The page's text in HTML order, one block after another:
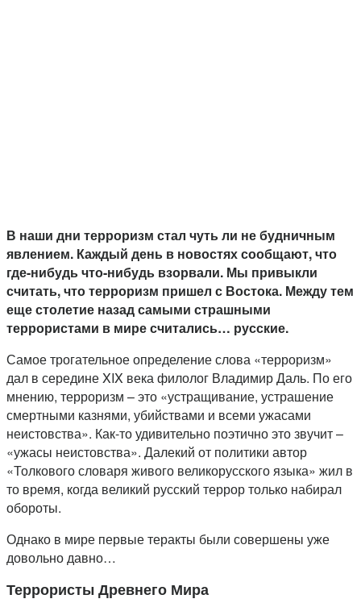
В наши дни терроризм стал чуть ли не будничным
явлением. Каждый день в новостях сообщают, что
где-нибудь что-нибудь взорвали. Мы привыкли
считать, что терроризм пришел с Востока. Между тем
еще столетие назад самыми страшными
террористами в мире считались… русские.
Самое трогательное определение слова «терроризм»
дал в середине XIX века филолог Владимир Даль. По его
мнению, терроризм – это «устращивание, устрашение
смертными казнями, убийствами и всеми ужасами
неистовства». Как-то удивительно поэтично это звучит –
«ужасы неистовства». Далекий от политики автор
«Толкового словаря живого великорусского языка» жил в
то время, когда великий русский террор только набирал
обороты.
Однако в мире первые теракты были совершены уже
довольно давно…
Террористы Древнего Мира